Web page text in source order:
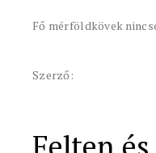
Fő mérföldkövek
Szerző: